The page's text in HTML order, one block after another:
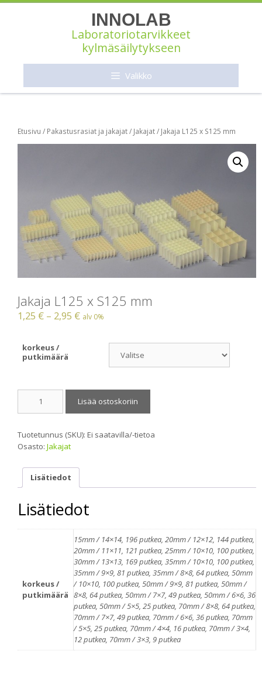
Siirry
INNOLAB
Laboratoriotarvikkeet
kylmäsäilytykseen
Valikko
Etusivu / Pakastusrasiat ja jakajat/ Jakajat/ Jakaja L125 x S125 mm
Jakaja L125 x S125 mm
1,25 € – 2,95 € alv 0%
korkeus /
putkimäärä
Lisää ostoskoriin
Tuotetunnus (SKU): Ei saatavilla/-tietoa
Osasto: Jakajat
Lisätiedot
Lisätiedot
korkeus /
putkimäärä
15mm / 14×14, 196 putkea, 20mm / 12×12, 144 putkea,
20mm / 11×11, 121 putkea, 25mm / 10×10, 100 putkea,
30mm / 13×13, 169 putkea, 35mm / 10×10, 100 putkea,
35mm / 9×9, 81 putkea, 35mm / 8×8, 64 putkea, 50mm
/ 10×10, 100 putkea, 50mm / 9×9, 81 putkea, 50mm /
8×8, 64 putkea, 50mm / 7×7, 49 putkea, 50mm / 6×6, 36
putkea, 50mm / 5×5, 25 putkea, 70mm / 8×8, 64 putkea,
70mm / 7×7, 49 putkea, 70mm / 6×6, 36 putkea, 70mm
/ 5×5, 25 putkea, 70mm / 4×4, 16 putkea, 70mm / 3×4,
12 putkea, 70mm / 3×3, 9 putkea